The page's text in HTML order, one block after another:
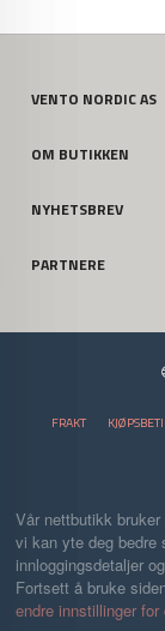
VENTO NORDIC AS
OM BUTIKKEN
NYHETSBREV
PARTNERE
FRAKT
Vår nettbutikk
vi kan yte deg bedre
innloggingsdetaljer
Fortsett å bruke
endre innstillinger for